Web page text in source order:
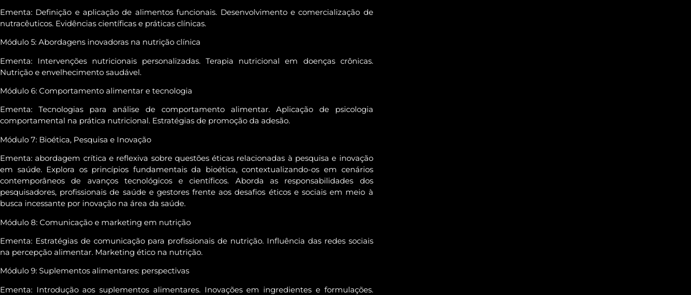
Ementa: Definição e aplicação de alimentos funcionais. Desenvolvimento e comercialização de
nutracêuticos. Evidências científicas e práticas clínicas.
Módulo 5: Abordagens inovadoras na nutrição clínica
Ementa: Intervenções nutricionais personalizadas. Terapia nutricional em doenças crônicas.
Nutrição e envelhecimento saudável.
Módulo 6: Comportamento alimentar e tecnologia
Ementa: Tecnologias para análise de comportamento alimentar. Aplicação de psicologia
comportamental na prática nutricional. Estratégias de promoção da adesão.
Módulo 7: Bioética, Pesquisa e Inovação
Ementa: abordagem crítica e reflexiva sobre questões éticas relacionadas à pesquisa e inovação
em saúde. Explora os princípios fundamentais da bioética, contextualizando-os em cenários
contemporâneos de avanços tecnológicos e científicos. Aborda as responsabilidades dos
pesquisadores, profissionais de saúde e gestores frente aos desafios éticos e sociais em meio à
busca incessante por inovação na área da saúde.
Módulo 8: Comunicação e marketing em nutrição
Ementa: Estratégias de comunicação para profissionais de nutrição. Influência das redes sociais
na percepção alimentar. Marketing ético na nutrição.
Módulo 9: Suplementos alimentares: perspectivas
Ementa: Introdução aos suplementos alimentares. Inovações em ingredientes e formulações.